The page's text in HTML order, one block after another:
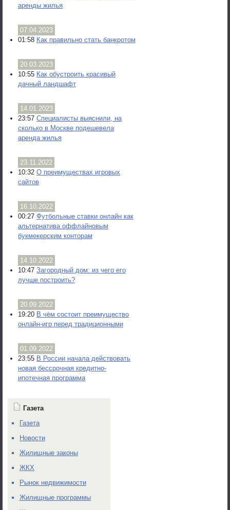
аренды жилья
07.04.2023
01:58 Как правильно стать банкротом
20.03.2023
10:55 Как обустроить красивый
дачный ландшафт
14.01.2023
23:57 Специалисты выяснили, на
сколько в Москве подешевела
аренда жилья
23.11.2022
10:32 О преимуществах игровых
сайтов
16.10.2022
00:27 Футбольные ставки онлайн как
альтернатива оффлайновым
букмекерским конторам
14.10.2022
10:47 Загородный дом: из чего его
лучше построить?
20.09.2022
19:20 В чём состоит преимущество
онлайн-игр перед традиционными
01.09.2022
23:55 В России начала действовать
новая бессрочная кредитно-
ипотечная программа
Газета
Газета
Новости
Жилищные законы
ЖКХ
Рынок недвижимости
Жилищные программы